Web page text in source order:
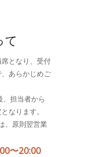
て
となり、受付
あらかじめご
、担当者から
なります。
、原則翌営業
〜20:00